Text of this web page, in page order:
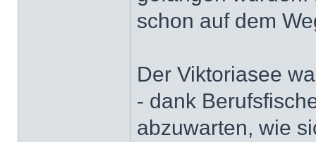
schon auf dem
Der Viktoriasee
- dank
abzuwarten, wie